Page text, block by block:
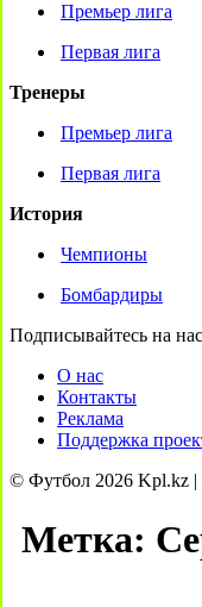
Премьер лига
Первая лига
Тренеры
Премьер лига
Первая лига
История
Чемпионы
Бомбардиры
Подписывайтесь на нас
О нас
Контакты
Реклама
Поддержка
© Футбол 2026 Kpl.kz |
Метка: